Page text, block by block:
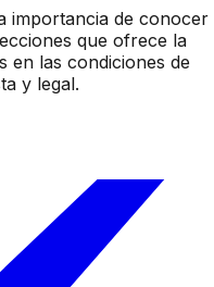
importancia de conocer
que ofrece la
en las condiciones de
y legal.